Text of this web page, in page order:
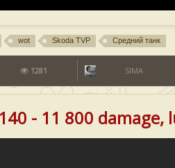
wot Skoda TVP Средний танк
1281 SIMA
- 11 800 damage,